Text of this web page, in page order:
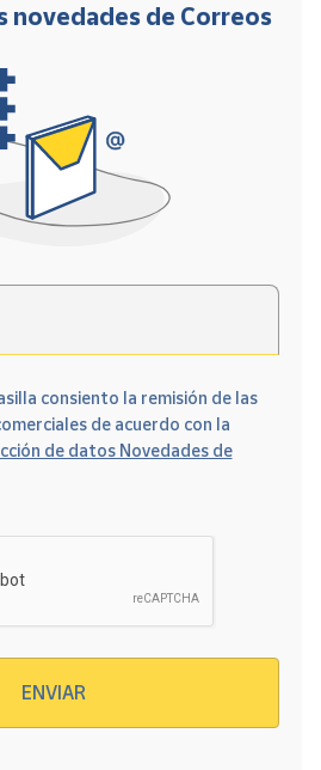
novedades de Correos
consiento la remisión de las
de acuerdo con la
de datos Novedades de
ENVIAR